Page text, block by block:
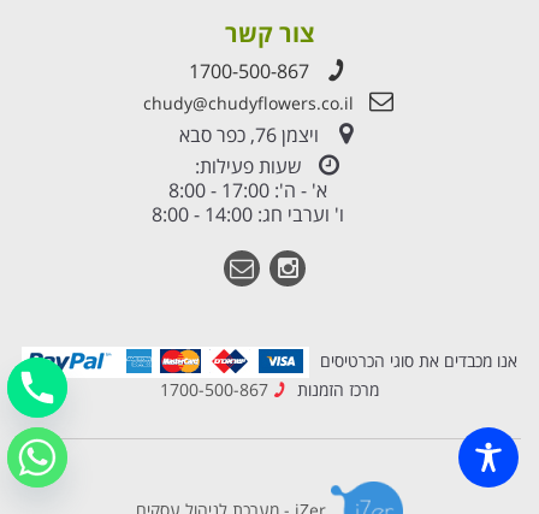
צור קשר
1700-500-867
chudy@chudyflowers.co.il
ויצמן 76, כפר סבא
שעות פעילות:
א' - ה': 17:00 - 8:00
ו' וערבי חג: 14:00 - 8:00
אנו מכבדים את סוגי הכרטיסים
מרכז הזמנות